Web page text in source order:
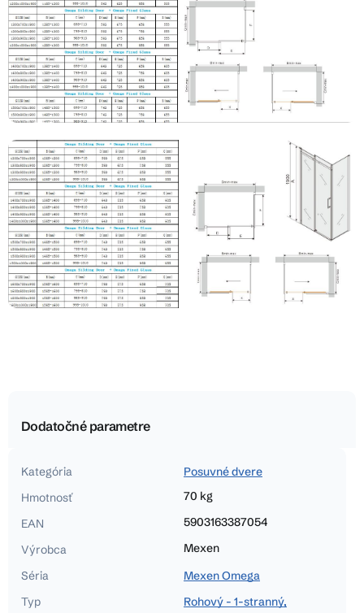
Dodatočné parametre
Kategória
Posuvné dvere
Hmotnosť
70 kg
EAN
5903163387054
Výrobca
Mexen
Séria
Mexen Omega
Typ
Rohový - 1-stranný,